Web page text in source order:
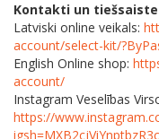
Kontakti un
Latviski online veikals:
account/select-kit/
English Online shop:
account/
Instagram Veselības
https://